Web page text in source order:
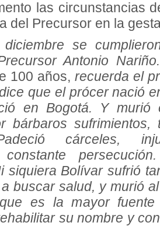
las circunstancias
del Precursor en la
se
Antonio
100 años, recuerda el
que el prócer nació
en Bogotá. Y murió
bárbaros sufrimientos,
cárceles,
constante
siquiera Bolívar sufrió
buscar salud, y murió
es la mayor
su nombre y